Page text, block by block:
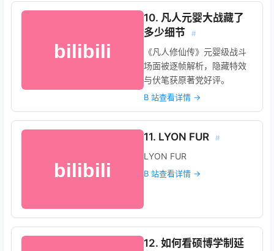
10. 凡人元婴大战藏了
多少细节
#
《凡人修仙传》元婴级战斗
场面被逐帧解析，隐藏特效
与伏笔获原著党好评。
B 站查看详情 →
11. LYON FUR #
LYON FUR
B 站查看详情 →
12. 如何看硕博学制延